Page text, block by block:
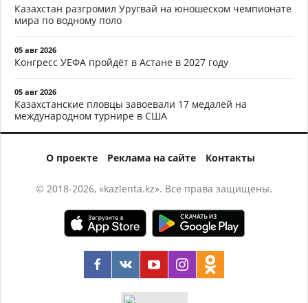
Казахстан разгромил Уругвай на юношеском чемпионате
мира по водному поло
05 авг 2026
Конгресс УЕФА пройдёт в Астане в 2027 году
05 авг 2026
Казахстанские пловцы завоевали 17 медалей на
международном турнире в США
О проекте Реклама на сайте Контакты
© 2018-2026, «kazlenta.kz». Все права защищены.